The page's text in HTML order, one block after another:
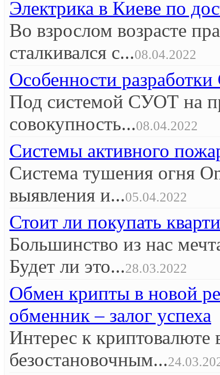
Электрика в Киеве по
Во взрослом возрасте
сталкивался с...08.04.2022
Особенности
Под системой СУОТ на
совокупность...08.04.2022
Системы активного
Система тушения огня
выявления и...05.04.2022
Стоит ли покупать
Большинство из нас
Будет ли это...28.03.2022
Обмен крипты в новой
обменник – залог успеха
Интерес к криптовалюте
безостановочным...